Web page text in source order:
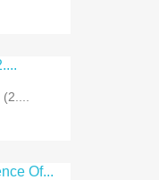
(2....